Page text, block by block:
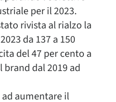
per il 2023.
rivista al rialzo la
da 137 a 150
del 47 per cento a
dal 2019 ad
aumentare il